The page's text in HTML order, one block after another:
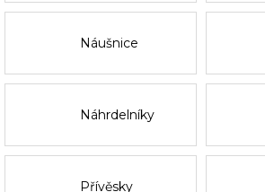
Náušnice
Náhrdelníky
Přívěsky